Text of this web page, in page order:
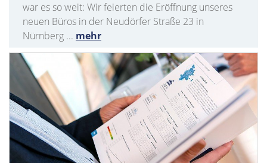
war es so weit: Wir feierten die Eröffnung unseres
neuen Büros in der Neudörfer Straße 23 in
Nürnberg ... mehr